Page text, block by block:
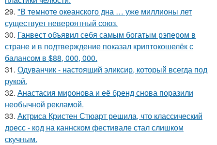
29. "В темноте океанского дна … уже миллионы лет
существует невероятный союз.
30. Ганвест объявил себя самым богатым рэпером в
стране и в подтверждение показал криптокошелёк с
балансом в $88, 000, 000.
31. Одуванчик - настоящий эликсир, который всегда под
рукой.
32. Анастасия миронова и её бренд снова поразили
необычной рекламой.
33. Актриса Кристен Стюарт решила, что классический
дресс - код на каннском фестивале стал слишком
скучным.